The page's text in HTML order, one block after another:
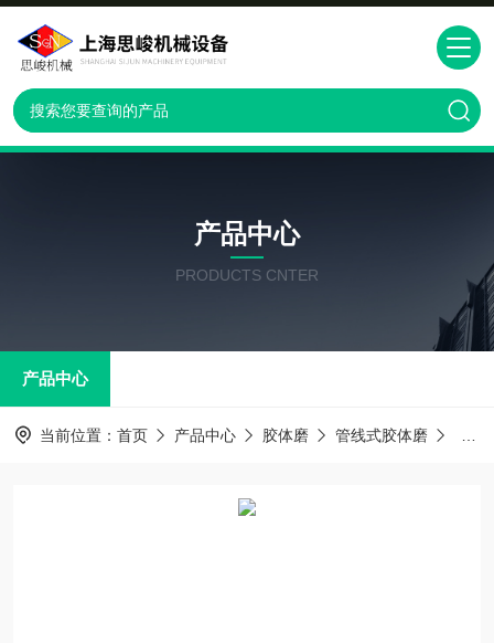
产品中心
PRODUCTS CNTER
产品中心
当前位置： 首页 产品中心 胶体磨 管线式胶体磨